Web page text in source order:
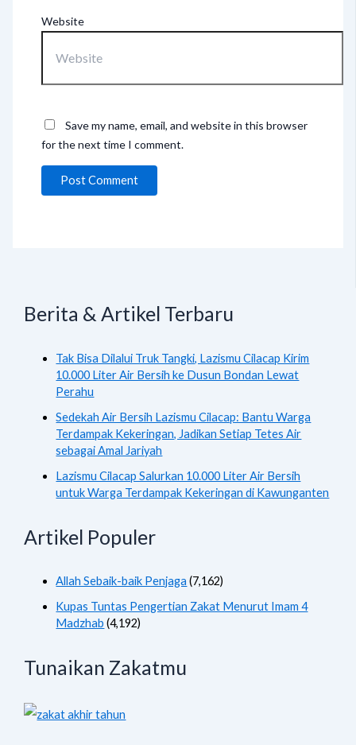
Website
Save my name, email, and website in this browser
for the next time I comment.
Berita & Artikel Terbaru
Tak Bisa Dilalui Truk Tangki, Lazismu Cilacap Kirim
10.000 Liter Air Bersih ke Dusun Bondan Lewat
Perahu
Sedekah Air Bersih Lazismu Cilacap: Bantu Warga
Terdampak Kekeringan, Jadikan Setiap Tetes Air
sebagai Amal Jariyah
Lazismu Cilacap Salurkan 10.000 Liter Air Bersih
untuk Warga Terdampak Kekeringan di Kawunganten
Artikel Populer
Allah Sebaik-baik Penjaga (7,162)
Kupas Tuntas Pengertian Zakat Menurut Imam 4
Madzhab (4,192)
Tunaikan Zakatmu